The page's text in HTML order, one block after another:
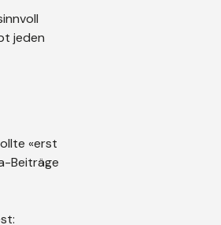
jeden
«erst
Beiträge